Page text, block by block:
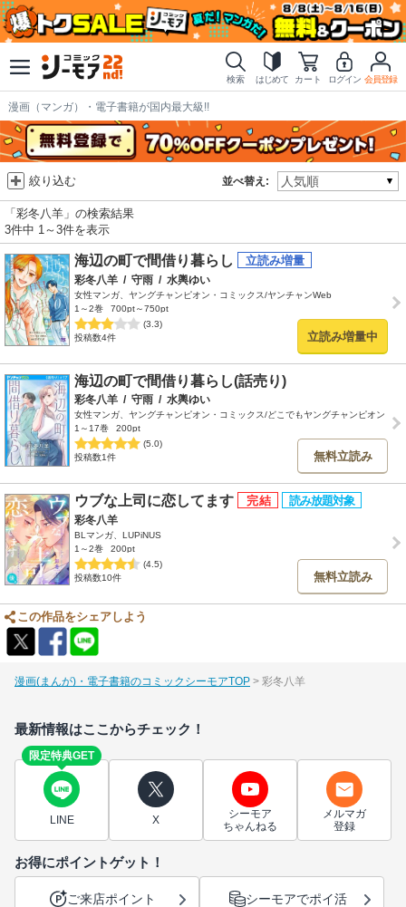
検索 はじめて カート ログイン 会員登録
漫画（マンガ）・電子書籍が国内最大級!!
並べ替え:
絞り込む
「彩冬八羊」の検索結果
3件中 1～3件を表示
海辺の町で間借り暮らし
彩冬八羊 / 守雨 / 水輿ゆい
女性マンガ、ヤングチャンピオン・コミックス/ヤンチャンWeb
1～2巻
700pt～750pt
(3.3)
投稿数4件
立読み増量中
海辺の町で間借り暮らし(話売り)
彩冬八羊 / 守雨 / 水輿ゆい
女性マンガ、ヤングチャンピオン・コミックス/どこでもヤングチャンピオン
1～17巻
200pt
(5.0)
投稿数1件
無料立読み
ウブな上司に恋してます
彩冬八羊
BLマンガ、LUPiNUS
1～2巻
200pt
(4.5)
投稿数10件
無料立読み
この作品をシェアしよう
漫画(まんが)・電子書籍のコミックシーモアTOP 彩冬八羊
最新情報はここからチェック！
限定特典GET
LINE X
シーモア
ちゃんねる
メルマガ
登録
お得にポイントゲット！
ご来店ポイント シーモアでポイ活